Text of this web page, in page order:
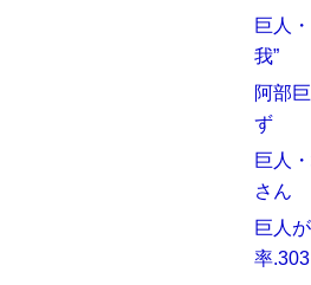
巨人
我”
阿部
ず
巨人
さん
巨人
率.303